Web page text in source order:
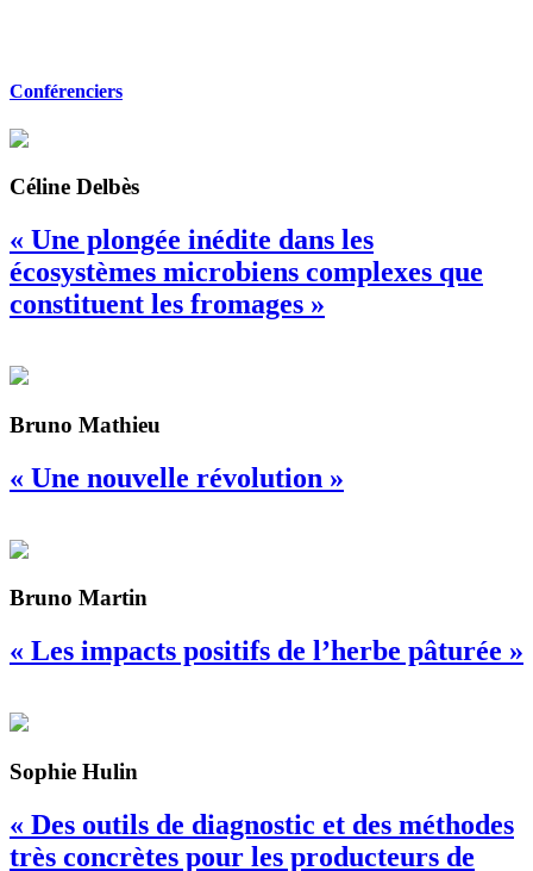
Conférenciers
Céline Delbès
« Une plongée inédite dans les
écosystèmes microbiens complexes que
constituent les fromages »
Bruno Mathieu
« Une nouvelle révolution »
Bruno Martin
« Les impacts positifs de l’herbe pâturée »
Sophie Hulin
« Des outils de diagnostic et des méthodes
très concrètes pour les producteurs de